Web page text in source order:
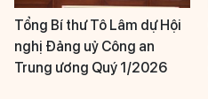
Tổng Bí thư Tô Lâm dự Hội
nghị Đảng uỷ Công an
Trung ương Quý 1/2026